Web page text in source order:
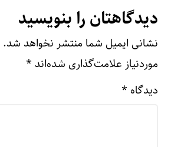
دیدگاهتان را بنویسید
نشانی ایمیل شما منتشر نخواهد شد.
موردنیاز علامت‌گذاری شده‌اند *
دیدگاه *